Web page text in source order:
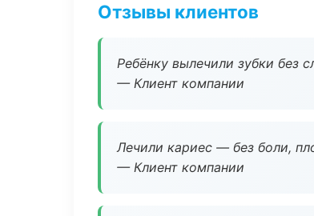
Отзывы клиентов
Ребёнку вылечили зубки без
— Клиент компании
Лечили кариес — без боли,
— Клиент компании